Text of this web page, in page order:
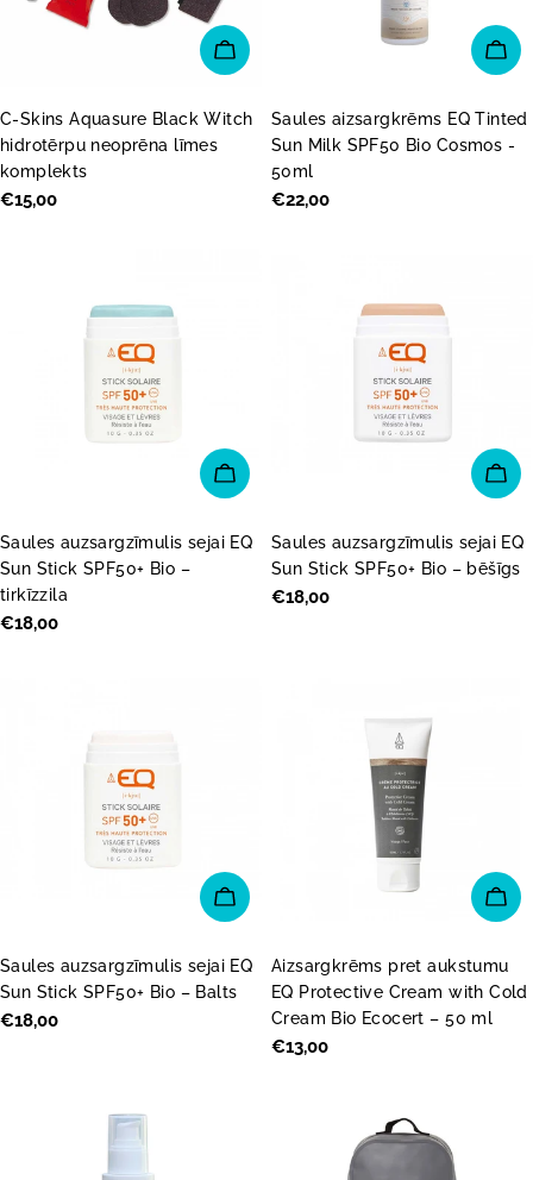
PIEVIENOT GROZAM
C-Skins Aquasure Black Witch
hidrotērpu neoprēna līmes
komplekts
Parastā
€15,00
Saules aizsargkrēms EQ Tinted
Sun Milk SPF50 Bio Cosmos -
50ml
Parastā
€22,00
PIEVIENOT GROZAM
Saules auzsargzīmulis sejai EQ
Sun Stick SPF50+ Bio –
tirkīzzila
Parastā
€18,00
Saules auzsargzīmulis sejai EQ
Sun Stick SPF50+ Bio – bēšīgs
Parastā
€18,00
PIEVIENOT GROZAM
Saules auzsargzīmulis sejai EQ
Sun Stick SPF50+ Bio – Balts
Parastā
€18,00
Aizsargkrēms pret aukstumu
EQ Protective Cream with Cold
Cream Bio Ecocert – 50 ml
Parastā
€13,00